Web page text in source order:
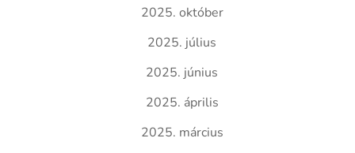
2025. október
2025. július
2025. június
2025. április
2025. március